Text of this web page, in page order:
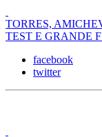
TORRES,
TEST E GRANDE
facebook
twitter